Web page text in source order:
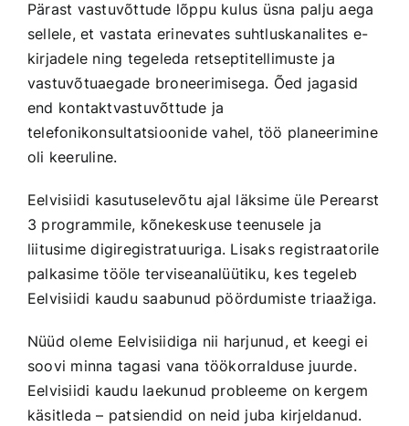
Pärast vastuvõttude lõppu kulus üsna palju aega
sellele, et vastata erinevates suhtluskanalites e-
kirjadele ning tegeleda retseptitellimuste ja
vastuvõtuaegade broneerimisega. Õed jagasid
end kontaktvastuvõttude ja
telefonikonsultatsioonide vahel, töö planeerimine
oli keeruline.
Eelvisiidi kasutuselevõtu ajal läksime üle Perearst
3 programmile, kõnekeskuse teenusele ja
liitusime digiregistratuuriga. Lisaks registraatorile
palkasime tööle terviseanalüütiku, kes tegeleb
Eelvisiidi kaudu saabunud pöördumiste triaažiga.
Nüüd oleme Eelvisiidiga nii harjunud, et keegi ei
soovi minna tagasi vana töökorralduse juurde.
Eelvisiidi kaudu laekunud probleeme on kergem
käsitleda – patsiendid on neid juba kirjeldanud.